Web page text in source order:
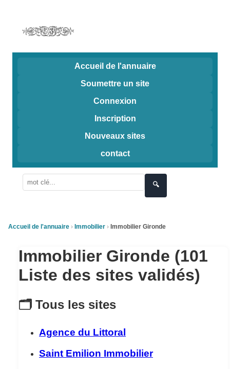
Accueil de l'annuaire
Soumettre un site
Connexion
Inscription
Nouveaux sites
contact
🔍
Accueil de l'annuaire Immobilier Immobilier Gironde
Immobilier Gironde (101
Liste des sites validés)
🗂️ Tous les sites
Agence du Littoral
Saint Emilion Immobilier